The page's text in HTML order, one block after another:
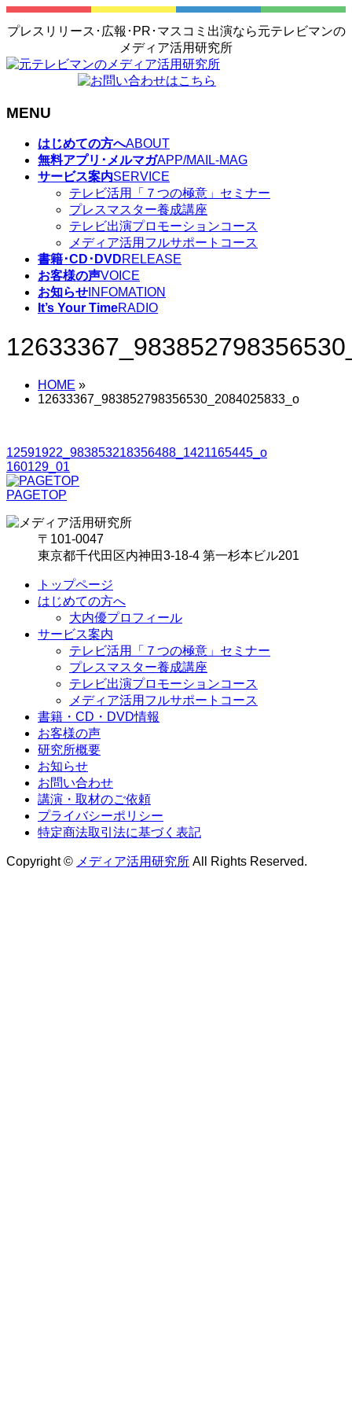
プレスリリース･広報･PR･マスコミ出演なら元テレビマンの
メディア活用研究所
MENU
はじめての方へABOUT
無料アプリ･メルマガAPP/MAIL-MAG
サービス案内SERVICE
テレビ活用「７つの極意」セミナー
プレスマスター養成講座
テレビ出演プロモーションコース
メディア活用フルサポートコース
書籍･CD･DVDRELEASE
お客様の声VOICE
お知らせ INFOMATION
It’s Your TimeRADIO
HOME »
12633367_983852798356530_2084025833_o
12591922_983853218356488_1421165445_o
160129_01
PAGETOP
〒101-0047
東京都千代田区内神田3-18-4 第一杉本ビル201
トップページ
はじめての方へ
大内優プロフィール
サービス案内
テレビ活用「７つの極意」セミナー
プレスマスター養成講座
テレビ出演プロモーションコース
メディア活用フルサポートコース
書籍・CD・DVD情報
お客様の声
研究所概要
お知らせ
お問い合わせ
講演・取材のご依頼
プライバシーポリシー
特定商法取引法に基づく表記
Copyright © メディア活用研究所 All Rights Reserved.